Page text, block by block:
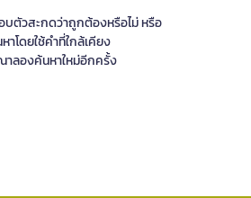
บตัวสะกดว่าถูกต้องหรือไม่ หรือ
าโดยใช้คำที่ใกล้เคียง
ลองค้นหาใหม่อีกครั้ง